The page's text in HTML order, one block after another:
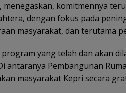
menegaskan, komitmennya
dengan fokus pada
masyarakat, dan terutama
yang telah dan akan
antaranya Pembangunan
masyarakat Kepri secara
Mustakim Ajak
Natuna
Siskamling
Tembus
Karantina
Semua
Keadaan